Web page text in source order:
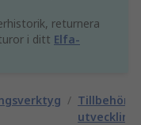
returnera
i ditt Elfa-
/ Tillbehör